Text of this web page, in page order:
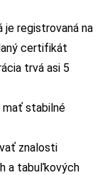
registrovaná na
certifikát
trvá asi 5
stabilné
znalosti
a tabuľkových